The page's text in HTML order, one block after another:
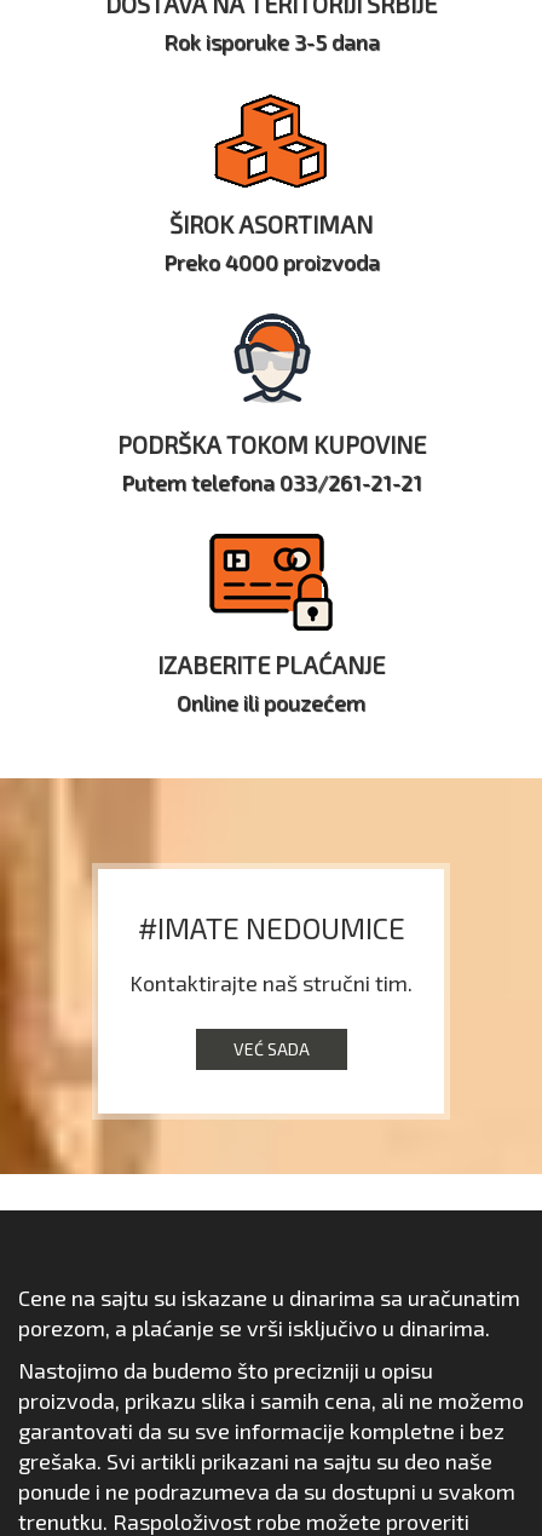
Rok isporuke 3-5 dana
ŠIROK ASORTIMAN
Preko 4000 proizvoda
PODRŠKA TOKOM KUPOVINE
Putem telefona 033/261-21-21
IZABERITE PLAĆANJE
Online ili pouzećem
#IMATE NEDOUMICE
Kontaktirajte naš stručni tim.
VEĆ SADA
Cene na sajtu su iskazane u dinarima sa uračunatim
porezom, a plaćanje se vrši isključivo u dinarima.
Nastojimo da budemo što precizniji u opisu
proizvoda, prikazu slika i samih cena, ali ne možemo
garantovati da su sve informacije kompletne i bez
grešaka. Svi artikli prikazani na sajtu su deo naše
ponude i ne podrazumeva da su dostupni u svakom
trenutku. Raspoloživost robe možete proveriti